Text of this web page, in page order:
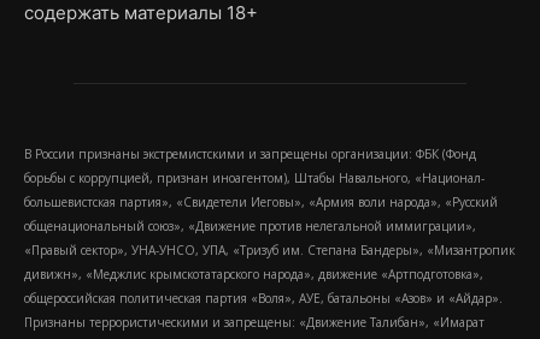
содержать материалы 18+
В России признаны экстремистскими и запрещены организации: ФБК (Фонд
борьбы с коррупцией, признан иноагентом), Штабы Навального, «Национал-
большевистская партия», «Свидетели Иеговы», «Армия воли народа», «Русский
общенациональный союз», «Движение против нелегальной иммиграции»,
«Правый сектор», УНА-УНСО, УПА, «Тризуб им. Степана Бандеры», «Мизантропик
дивижн», «Меджлис крымскотатарского народа», движение «Артподготовка»,
общероссийская политическая партия «Воля», АУЕ, батальоны «Азов» и «Айдар».
Признаны террористическими и запрещены: «Движение Талибан», «Имарат